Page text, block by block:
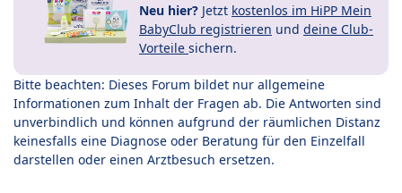
Neu hier? Jetzt kostenlos im HiPP Mein
BabyClub registrieren und deine Club-
Vorteile sichern.
Bitte beachten: Dieses Forum bildet nur allgemeine
Informationen zum Inhalt der Fragen ab. Die Antworten sind
unverbindlich und können aufgrund der räumlichen Distanz
keinesfalls eine Diagnose oder Beratung für den Einzelfall
darstellen oder einen Arztbesuch ersetzen.